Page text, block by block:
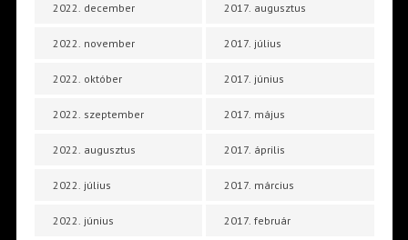
2022. december
2022. november
2022. október
2022. szeptember
2022. augusztus
2022. július
2022. június
2017. augusztus
2017. július
2017. június
2017. május
2017. április
2017. március
2017. február